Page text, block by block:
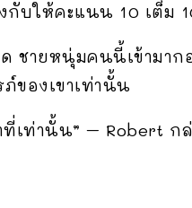
กับให้คะแนน 10 เต็ม
ชายหนุ่มคนนี้เข้ามา
ของเขาเท่านั้น
เท่านั้น” – Robert ก